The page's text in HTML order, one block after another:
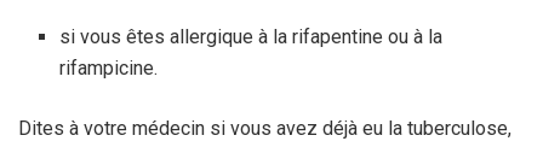
si vous êtes allergique à la rifapentine ou à la
rifampicine.
Dites à votre médecin si vous avez déjà eu la tuberculose,